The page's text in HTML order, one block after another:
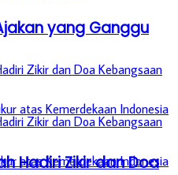
Hadiri Zikir dan Doa
yang Ganggu